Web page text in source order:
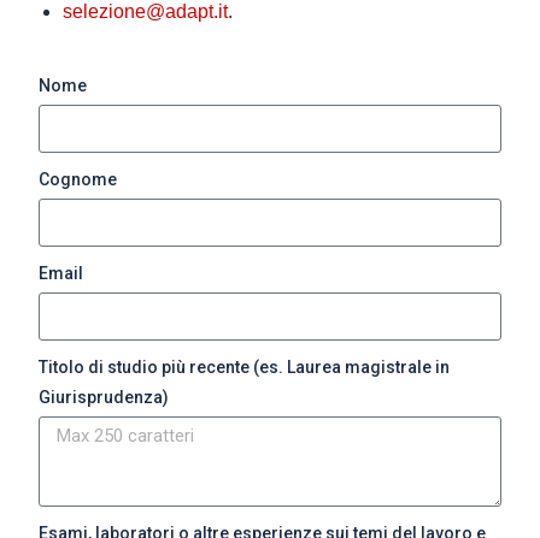
selezione@adapt.it.
Nome
Cognome
Email
Titolo di studio più recente (es. Laurea magistrale in
Giurisprudenza)
Esami, laboratori o altre esperienze sui temi del lavoro e